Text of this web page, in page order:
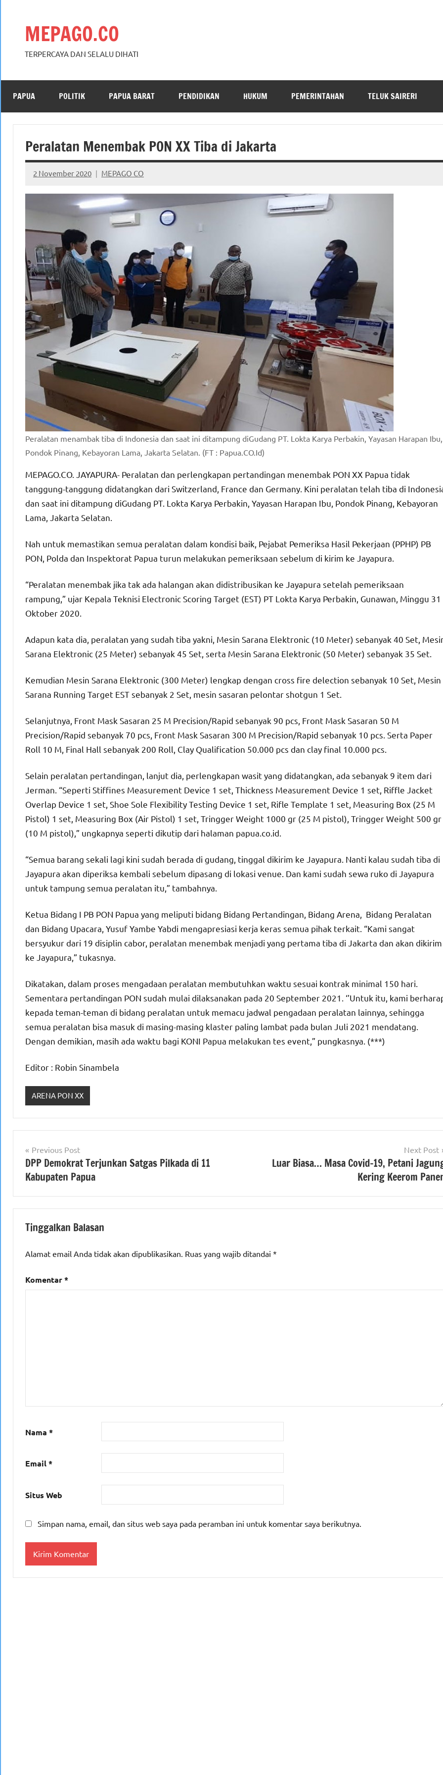
MEPAGO.CO
TERPERCAYA DAN SELALU DIHATI
PAPUA POLITIK PAPUA BARAT PENDIDIKAN HUKUM PEMERINTAHAN TELUK SAIRERI
Peralatan Menembak PON XX Tiba di Jakarta
2 November 2020 MEPAGO CO
No
comments
Peralatan menambak tiba di Indonesia dan saat ini ditampung diGudang PT. Lokta Karya Perbakin, Yayasan Harapan Ibu,
Pondok Pinang, Kebayoran Lama, Jakarta Selatan. (FT : Papua.CO.Id)
MEPAGO.CO. JAYAPURA- Peralatan dan perlengkapan pertandingan menembak PON XX Papua tidak
tanggung-tanggung didatangkan dari Switzerland, France dan Germany. Kini peralatan telah tiba di
dan saat ini ditampung diGudang PT. Lokta Karya Perbakin, Yayasan Harapan Ibu, Pondok Pinang, Kebayoran
Lama, Jakarta Selatan.
Nah untuk memastikan semua peralatan dalam kondisi baik, Pejabat Pemeriksa Hasil Pekerjaan (PPHP) PB
PON, Polda dan Inspektorat Papua turun melakukan pemeriksaan sebelum di kirim ke Jayapura.
“Peralatan menembak jika tak ada halangan akan didistribusikan ke Jayapura setelah pemeriksaan
rampung,” ujar Kepala Teknisi Electronic Scoring Target (EST) PT Lokta Karya Perbakin, Gunawan, Minggu 31
Oktober 2020.
Adapun kata dia, peralatan yang sudah tiba yakni, Mesin Sarana Elektronic (10 Meter) sebanyak 40 Set,
Sarana Elektronic (25 Meter) sebanyak 45 Set, serta Mesin Sarana Elektronic (50 Meter) sebanyak 35 Set.
Kemudian Mesin Sarana Elektronic (300 Meter) lengkap dengan cross fire delection sebanyak 10 Set, Mesin
Sarana Running Target EST sebanyak 2 Set, mesin sasaran pelontar shotgun 1 Set.
Selanjutnya, Front Mask Sasaran 25 M Precision/Rapid sebanyak 90 pcs, Front Mask Sasaran 50 M
Precision/Rapid sebanyak 70 pcs, Front Mask Sasaran 300 M Precision/Rapid sebanyak 10 pcs. Serta Paper
Roll 10 M, Final Hall sebanyak 200 Roll, Clay Qualification 50.000 pcs dan clay final 10.000 pcs.
Selain peralatan pertandingan, lanjut dia, perlengkapan wasit yang didatangkan, ada sebanyak 9 item dari
Jerman. “Seperti Stiffines Measurement Device 1 set, Thickness Measurement Device 1 set, Riffle Jacket
Overlap Device 1 set, Shoe Sole Flexibility Testing Device 1 set, Rifle Template 1 set, Measuring Box (25 M
Pistol) 1 set, Measuring Box (Air Pistol) 1 set, Tringger Weight 1000 gr (25 M pistol), Tringger Weight 500 gr
(10 M pistol),” ungkapnya seperti dikutip dari halaman papua.co.id.
“Semua barang sekali lagi kini sudah berada di gudang, tinggal dikirim ke Jayapura. Nanti kalau sudah tiba di
Jayapura akan diperiksa kembali sebelum dipasang di lokasi venue. Dan kami sudah sewa ruko di Jayapura
untuk tampung semua peralatan itu,” tambahnya.
Ketua Bidang I PB PON Papua yang meliputi bidang Bidang Pertandingan, Bidang Arena, Bidang Peralatan
dan Bidang Upacara, Yusuf Yambe Yabdi mengapresiasi kerja keras semua pihak terkait. “Kami sangat
bersyukur dari 19 disiplin cabor, peralatan menembak menjadi yang pertama tiba di Jakarta dan akan dikirim
ke Jayapura,” tukasnya.
Dikatakan, dalam proses mengadaan peralatan membutuhkan waktu sesuai kontrak minimal 150 hari.
Sementara pertandingan PON sudah mulai dilaksanakan pada 20 September 2021. ‘’Untuk itu, kami
kepada teman-teman di bidang peralatan untuk memacu jadwal pengadaan peralatan lainnya, sehingga
semua peralatan bisa masuk di masing-masing klaster paling lambat pada bulan Juli 2021 mendatang.
Dengan demikian, masih ada waktu bagi KONI Papua melakukan tes event,” pungkasnya. (***)
Editor : Robin Sinambela
ARENA PON XX
Navigasi
pos
Previous Post
DPP Demokrat Terjunkan Satgas Pilkada di 11
Kabupaten Papua
Next Post
Luar Biasa… Masa Covid-19, Petani
Kering Keerom
Tinggalkan Balasan
Alamat email Anda tidak akan dipublikasikan. Ruas yang wajib ditandai *
Komentar*
Nama *
Email*
Situs Web
Simpan nama, email, dan situs web saya pada peramban ini untuk komentar saya berikutnya.